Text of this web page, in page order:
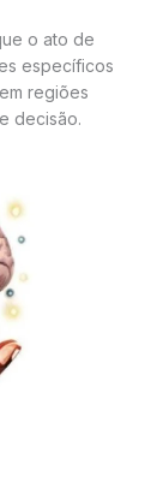
o ato de
específicos
regiões
decisão.